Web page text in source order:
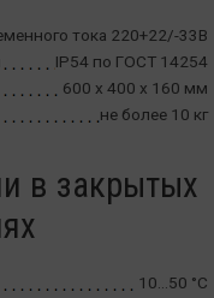
тока 220+22/-33В
IP54 по ГОСТ 14254
600 x 400 x 160 мм
не более 10 кг
в закрытых
10…50 °С